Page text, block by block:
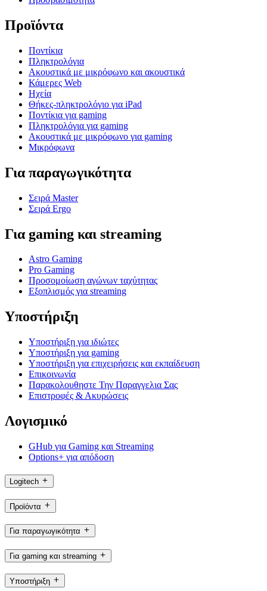
Προϊόντα
Ποντίκια
Πληκτρολόγια
Ακουστικά με μικρόφωνο και ακουστικά
Κάμερες Web
Ηχεία
Θήκες-πληκτρολόγιο για iPad
Ποντίκια για gaming
Πληκτρολόγια για gaming
Ακουστικά με μικρόφωνο για gaming
Μικρόφωνα
Για παραγωγικότητα
Σειρά Master
Σειρά Ergo
Για gaming και streaming
Astro Gaming
Pro Gaming
Προσομοίωση αγώνων ταχύτητας
Εξοπλισμός για streaming
Υποστήριξη
Υποστήριξη για ιδιώτες
Υποστήριξη για gaming
Υποστήριξη για επιχειρήσεις και εκπαίδευση
Επικοινωνία
Παρακολουθηστε Την Παραγγελια Σας
Επιστροφές & Ακυρώσεις
Λογισμικό
GHub για Gaming και Streaming
Options+ για απόδοση
Logitech
Προϊόντα
Για παραγωγικότητα
Για gaming και streaming
Υποστήριξη